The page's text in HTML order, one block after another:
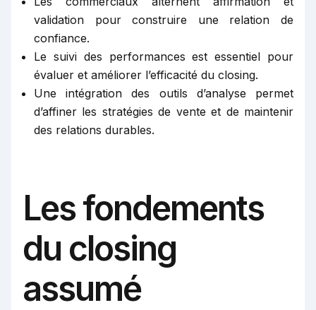
validation pour construire une relation de
confiance.
Le suivi des performances est essentiel pour
évaluer et améliorer l’efficacité du closing.
Une intégration des outils d’analyse permet
d’affiner les stratégies de vente et de maintenir
des relations durables.
Les fondements
du closing
assumé